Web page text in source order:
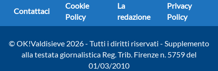
Contattaci
Cookie
Policy
La
redazione
Privacy
Policy
© OK!Valdisieve 2026 - Tutti i diritti riservati - Supplemento
alla testata giornalistica Reg. Trib. Firenze n. 5759 del
01/03/2010